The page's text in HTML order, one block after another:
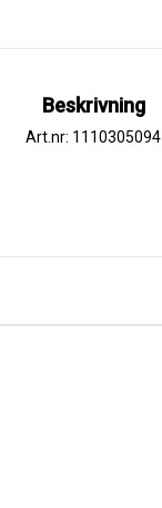
Beskrivning
Art.nr: 1110305094